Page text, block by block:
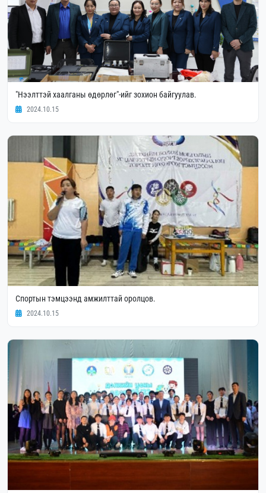
"Нээлттэй хаалганы өдөрлөг"-ийг зохион байгуулав.
2024.10.15
Спортын тэмцээнд амжилттай оролцов.
2024.10.15